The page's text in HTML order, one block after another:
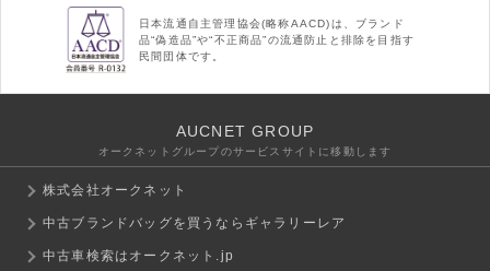
日本流通自主管理協会(略称AACD)は、ブランド
品“偽造品”や“不正商品”の流通防止と排除を目指す
民間団体です。
AUCNET GROUP
オークネットグループのサービスサイトに移動します
株式会社オークネット
中古ブランドバッグを買うならギャラリーレア
中古車検索はオークネット.jp